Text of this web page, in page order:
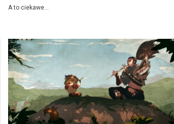
A to ciekawe...